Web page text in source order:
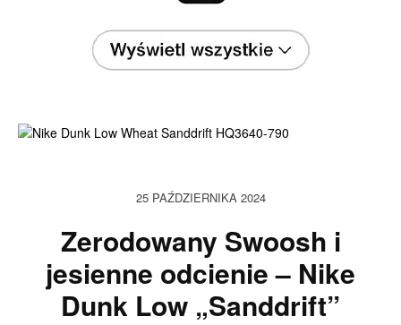
25 PAŹDZIERNIKA 2024
Zerodowany Swoosh i
jesienne odcienie – Nike
Dunk Low „Sanddrift”